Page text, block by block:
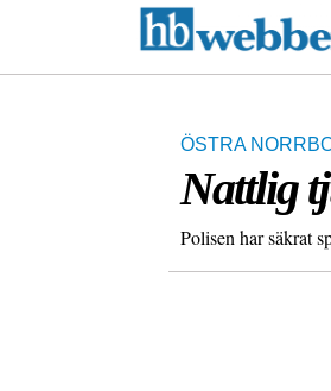
ÖSTRA
Nattlig
Polisen har säkrat